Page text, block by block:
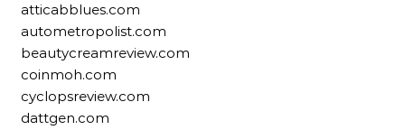
atticabblues.com
autometropolist.com
beautycreamreview.com
coinmoh.com
cyclopsreview.com
dattgen.com